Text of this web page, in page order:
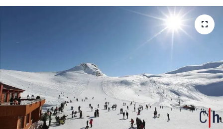
GÜNDEM
KADIN
KÜLTÜR SANAT
Haber Arşivi